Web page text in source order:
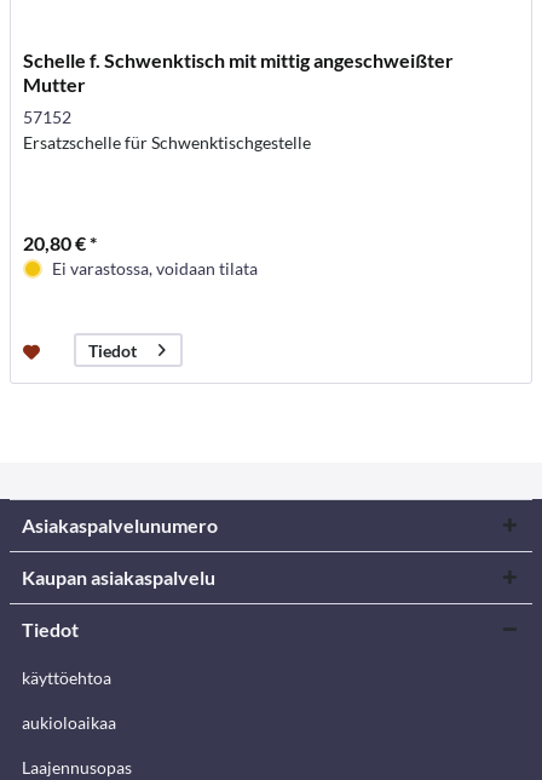
Schelle f. Schwenktisch mit mittig angeschweißter
Mutter
57152
Ersatzschelle für Schwenktischgestelle
20,80 € *
Ei varastossa, voidaan tilata
Tiedot
Asiakaspalvelunumero
Kaupan asiakaspalvelu
Tiedot
käyttöehtoa
aukioloaikaa
Laajennusopas